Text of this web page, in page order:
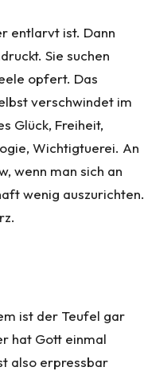
entlarvt ist. Dann
Sie suchen
opfert. Das
verschwindet im
Glück, Freiheit,
Wichtigtuerei. An
wenn man sich an
wenig auszurichten.
ist der Teufel gar
hat Gott einmal
also erpressbar